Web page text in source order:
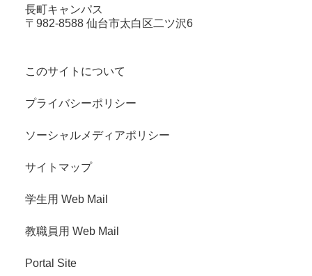
長町キャンパス
〒982-8588 仙台市太白区二ツ沢6
このサイトについて
プライバシーポリシー
ソーシャルメディアポリシー
サイトマップ
学生用 Web Mail
教職員用 Web Mail
Portal Site